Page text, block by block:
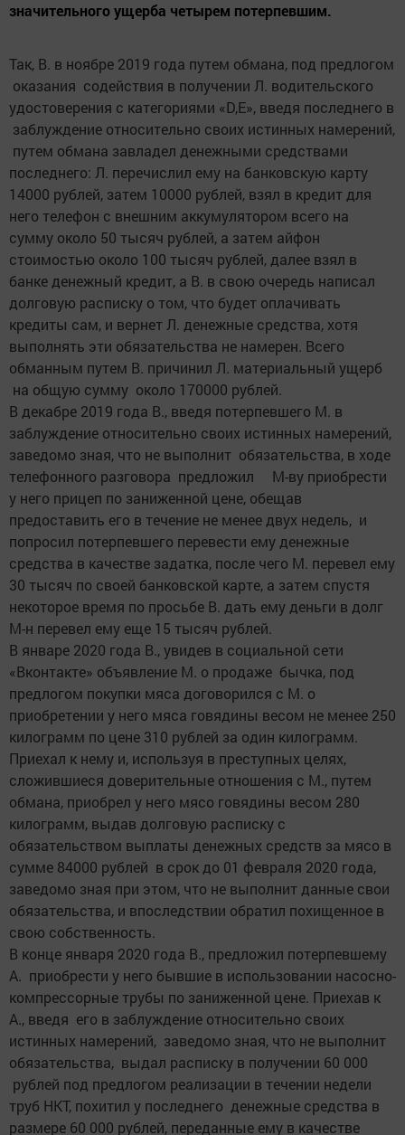
значительного ущерба четырем потерпевшим.
Так, В. в ноябре 2019 года путем обмана, под предлогом
оказания содействия в получении Л. водительского
удостоверения с категориями «D,Е», введя последнего в
заблуждение относительно своих истинных намерений,
путем обмана завладел денежными средствами
последнего: Л. перечислил ему на банковскую карту
14000 рублей, затем 10000 рублей, взял в кредит для
него телефон с внешним аккумулятором всего на
сумму около 50 тысяч рублей, а затем айфон
стоимостью около 100 тысяч рублей, далее взял в
банке денежный кредит, а В. в свою очередь написал
долговую расписку о том, что будет оплачивать
кредиты сам, и вернет Л. денежные средства, хотя
выполнять эти обязательства не намерен. Всего
обманным путем В. причинил Л. материальный ущерб
на общую сумму около 170000 рублей.
В декабре 2019 года В., введя потерпевшего М. в
заблуждение относительно своих истинных намерений,
заведомо зная, что не выполнит обязательства, в ходе
телефонного разговора предложил М-ву приобрести
у него прицеп по заниженной цене, обещав
предоставить его в течение не менее двух недель, и
попросил потерпевшего перевести ему денежные
средства в качестве задатка, после чего М. перевел ему
30 тысяч по своей банковской карте, а затем спустя
некоторое время по просьбе В. дать ему деньги в долг
М-н перевел ему еще 15 тысяч рублей.
В январе 2020 года В., увидев в социальной сети
«Вконтакте» объявление М. о продаже бычка, под
предлогом покупки мяса договорился с М. о
приобретении у него мяса говядины весом не менее 250
килограмм по цене 310 рублей за один килограмм.
Приехал к нему и, используя в преступных целях,
сложившиеся доверительные отношения с М., путем
обмана, приобрел у него мясо говядины весом 280
килограмм, выдав долговую расписку с
обязательством выплаты денежных средств за мясо в
сумме 84000 рублей в срок до 01 февраля 2020 года,
заведомо зная при этом, что не выполнит данные свои
обязательства, и впоследствии обратил похищенное в
свою собственность.
В конце января 2020 года В., предложил потерпевшему
А. приобрести у него бывшие в использовании насосно-
компрессорные трубы по заниженной цене. Приехав к
А., введя его в заблуждение относительно своих
истинных намерений, заведомо зная, что не выполнит
обязательства, выдал расписку в получении 60 000
рублей под предлогом реализации в течении недели
труб НКТ, похитил у последнего денежные средства в
размере 60 000 рублей, переданные ему в качестве